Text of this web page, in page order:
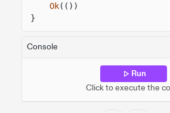
Ok(())
}
Console
Run
Click to execute the